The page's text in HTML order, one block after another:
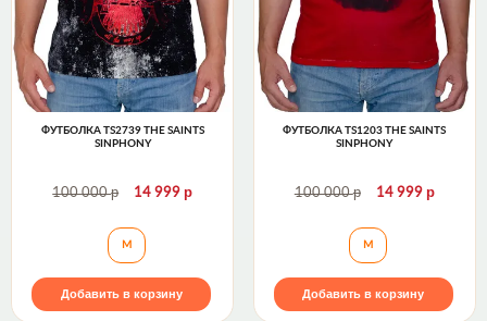
ФУТБОЛКА TS2739 THE SAINTS
SINPHONY
100 000р 14 999р
Футболка TS2739 The Saints Sinphony
M
Добавить в корзину
ФУТБОЛКА TS1203 THE SAINTS
SINPHONY
100 000р 14 999 р
Футболка
M
Добавить в корзину